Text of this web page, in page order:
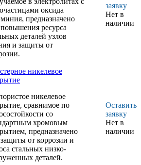
оксида
предназначено
повышения ресурса
деталей узлов
и защиты от
заявку
Нет в
наличии
никелевое
никелевое
сравнимое по
со
хромовым
предназначено
от коррозии и
стальных низко-
деталей.
Оставить
заявку
Нет в
наличии